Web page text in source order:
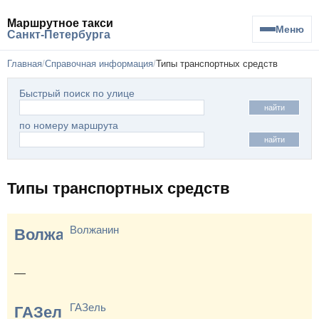
Маршрутное такси
Санкт-Петербурга
Меню
Главная Справочная информация Типы транспортных средств
Быстрый поиск по улице
найти
по номеру маршрута
найти
Типы транспортных средств
Волжанин-5270
Волжанин
—
ГАЗельГАЗель